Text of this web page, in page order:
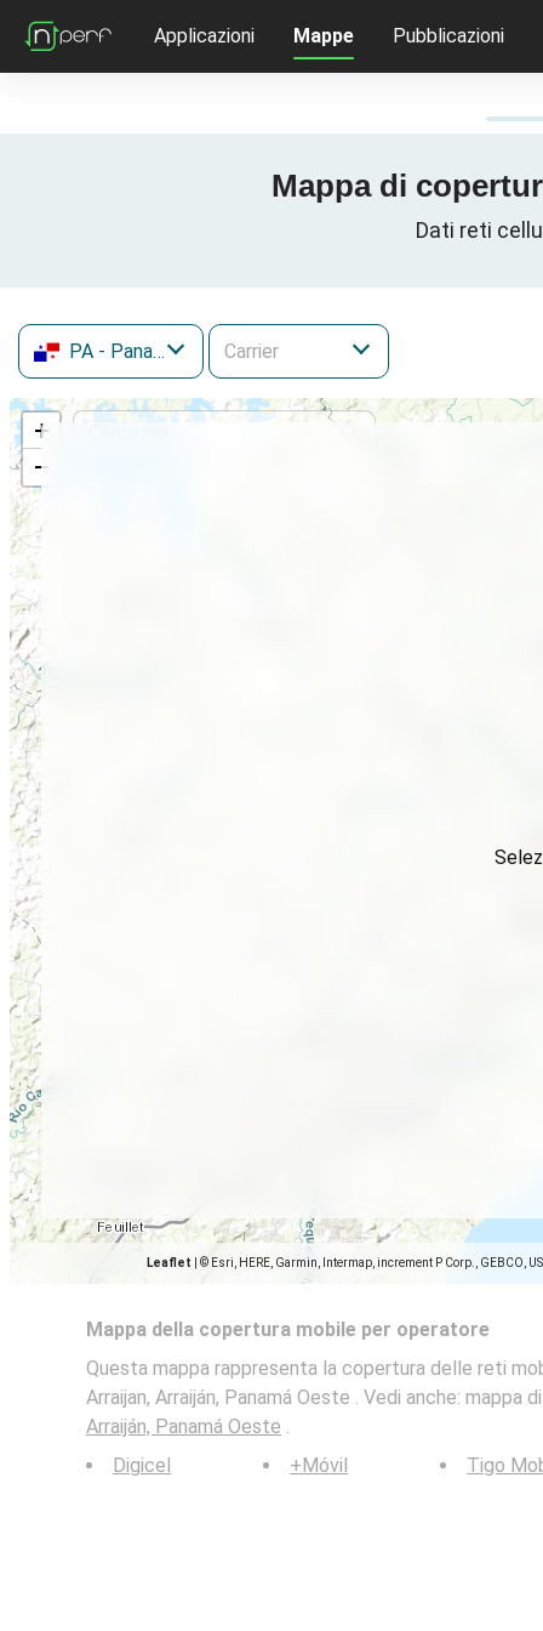
Applicazioni Mappe Pubblicazioni
Mappa di
Dati reti
PA - Panamá
+
−
Leaflet © Esri, HERE, Garmin, Intermap, increment P Corp., GEBCO,
Mappa della copertura mobile per operatore
Questa mappa rappresenta la copertura delle reti
Arraijan, Arraiján, Panamá Oeste . Vedi anche: mappa
Arraiján, Panamá Oeste .
Digicel
+Móvil Tigo